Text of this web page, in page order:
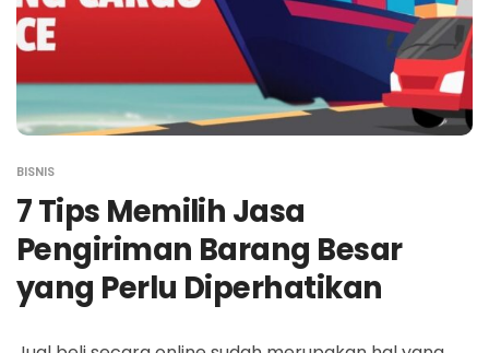
BISNIS
7 Tips Memilih Jasa
Pengiriman Barang Besar
yang Perlu Diperhatikan